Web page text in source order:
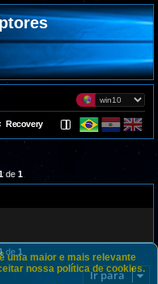
Recovery
de 1
1de 1
Ir para
uma maior e mais relevante
nossa política de cookies.